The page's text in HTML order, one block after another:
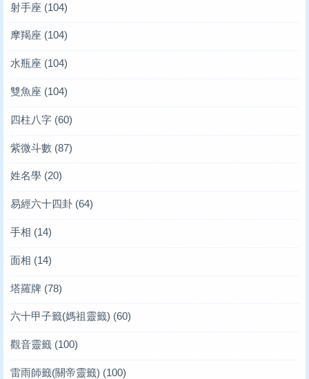
射手座 (104)
摩羯座 (104)
水瓶座 (104)
雙魚座 (104)
四柱八字 (60)
紫微斗數 (87)
姓名學 (20)
易經六十四卦 (64)
手相 (14)
面相 (14)
塔羅牌 (78)
六十甲子籤(媽祖靈籤) (60)
觀音靈籤 (100)
雷雨師籤(關帝靈籤) (100)